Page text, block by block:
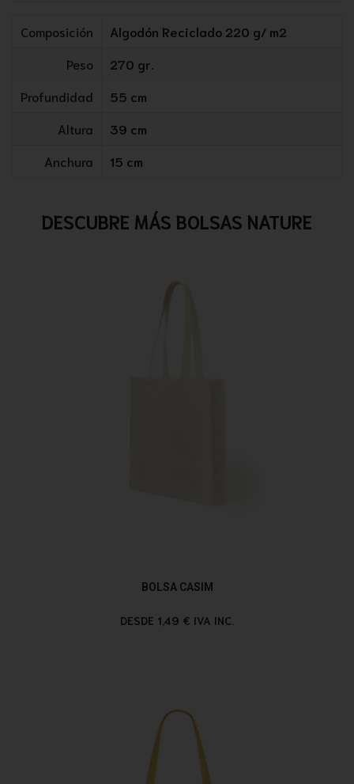
Composición
Algodón Reciclado 220 g/ m2
Peso
270 gr.
Profundidad
55 cm
Altura
39 cm
Anchura
15 cm
DESCUBRE MÁS BOLSAS NATURE
BOLSA CASIM
DESDE 1,49 € IVA INC.